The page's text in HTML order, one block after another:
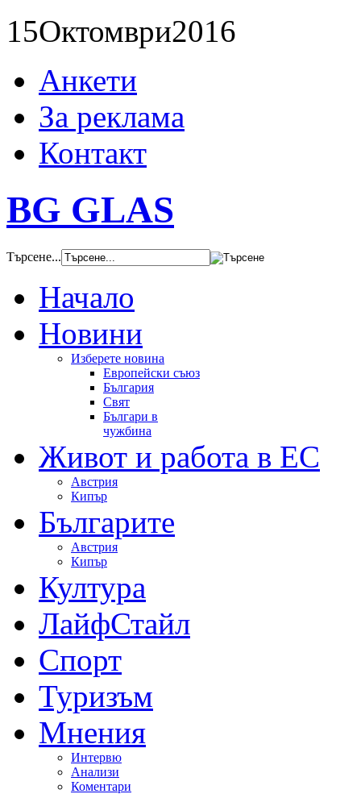
15Октомври2016
Анкети
За реклама
Контакт
BG GLAS
Търсене...
Начало
Новини
Изберете новина
Европейски съюз
България
Свят
Българи в
чужбина
Живот и работа в ЕС
Австрия
Кипър
Българите
Австрия
Кипър
Култура
ЛайфСтайл
Спорт
Туризъм
Мнения
Интервю
Анализи
Коментари